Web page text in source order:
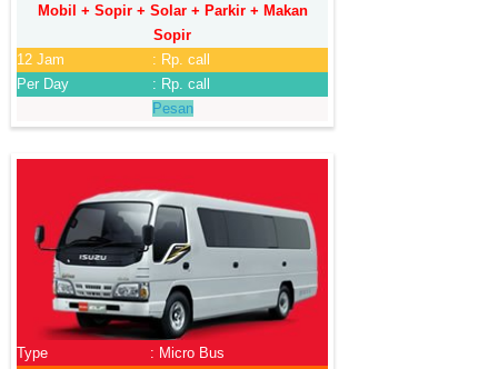
Mobil + Sopir + Solar + Parkir + Makan
Sopir
12 Jam
: Rp. call
Per Day
: Rp. call
Pesan
Type
: Micro Bus